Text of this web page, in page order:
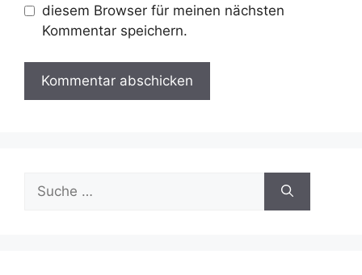
diesem Browser für meinen nächsten
Kommentar speichern.
nach: